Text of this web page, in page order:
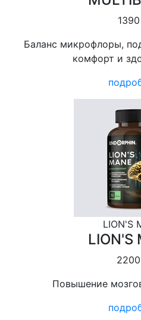
Баланс микрофлоры,
комфорт и
LION'S
LION'S
Повышение